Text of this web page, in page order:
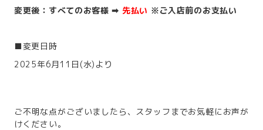
変更後：すべてのお客様 ➡ 先払い ※ご入店前のお支払い
■変更日時
2025年6月11日(水)より
ご不明な点がございましたら、スタッフまでお気軽にお声が
けください。